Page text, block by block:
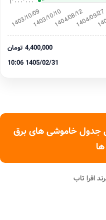
4,400,000 تومان
1405/02/31 10:06
جدول خاموشی های برق
افرا تاب